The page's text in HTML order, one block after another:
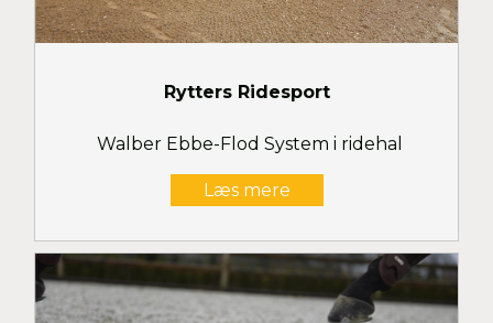
Rytters Ridesport
Walber Ebbe-Flod System i ridehal
Læs mere